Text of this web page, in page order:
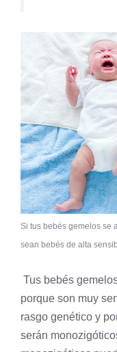
Si tus bebés gemelos se
sean bebés de alta
Tus bebés
porque son muy
rasgo genético y
serán